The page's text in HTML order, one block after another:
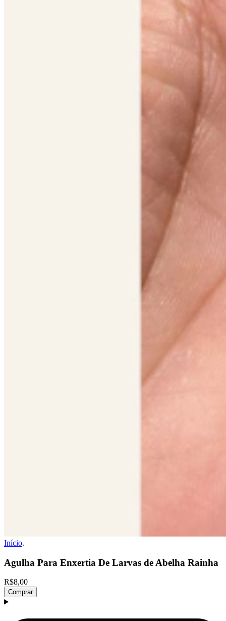
Início.
Agulha Para Enxertia De Larvas de Abelha Rainha
R$8,00
Comprar